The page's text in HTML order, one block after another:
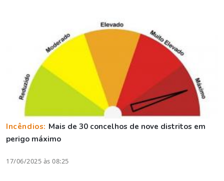
Incêndios: Mais de 30 concelhos de nove distritos em
perigo máximo
17/06/2025 às 08:25